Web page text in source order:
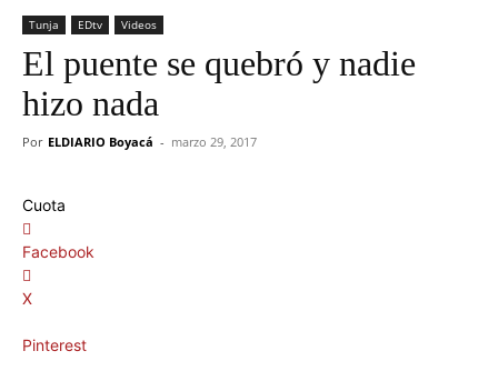
Tunja EDtv Videos
El puente se quebró y nadie
hizo nada
Por ELDIARIO Boyacá - marzo 29, 2017
Cuota
Facebook
X
Pinterest